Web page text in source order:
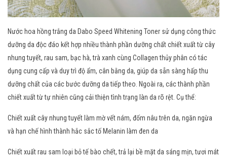
Nước hoa hồng trắng da Dabo Speed Whitening Toner sử dụng công thức
dưỡng da độc đáo kết hợp nhiều thành phần dưỡng chất chiết xuất từ cây
nhung tuyết, rau sam, bạc hà, trà xanh cùng Collagen thủy phân có tác
dụng cung cấp và duy trì độ ẩm, cân bằng da, giúp da sẵn sàng hấp thu
dưỡng chất của các bước dưỡng da tiếp theo. Ngoài ra, các thành phần
chiết xuất từ tự nhiên cũng cải thiện tình trạng làn da rõ rệt. Cụ thể:
Chiết xuất cây nhung tuyết làm mờ vết nám, đốm nâu trên da, ngăn ngừa
và hạn chế hình thành hắc sắc tố Melanin làm đen da
Chiết xuất rau sam loại bỏ tế bào chết, trả lại bề mặt da sáng mịn, tươi mát